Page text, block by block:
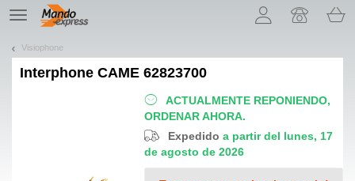
TE
navigation
Visiophone
Interphone CAME 62823700
ACTUALMENTE REPONIENDO,
ORDENAR AHORA.
Expedidoa partir del lunes, 17
de agosto de 2026
¡Permítenos presentarte nuestras cookies!